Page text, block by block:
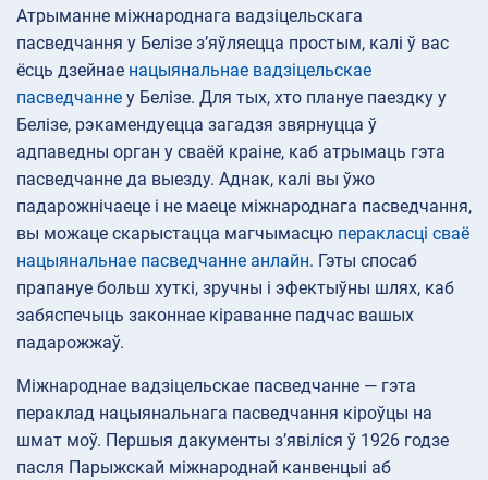
Атрыманне міжнароднага вадзіцельскага
пасведчання у Белізе з’яўляецца простым, калі ў вас
ёсць дзейнае нацыянальнае вадзіцельскае
пасведчанне у Белізе. Для тых, хто плануе паездку у
Белізе, рэкамендуецца загадзя звярнуцца ў
адпаведны орган у сваёй краіне, каб атрымаць гэта
пасведчанне да выезду. Аднак, калі вы ўжо
падарожнічаеце і не маеце міжнароднага пасведчання,
вы можаце скарыстацца магчымасцю перакласці сваё
нацыянальнае пасведчанне анлайн. Гэты спосаб
прапануе больш хуткі, зручны і эфектыўны шлях, каб
забяспечыць законнае кіраванне падчас вашых
падарожжаў.
Міжнароднае вадзіцельскае пасведчанне — гэта
пераклад нацыянальнага пасведчання кіроўцы на
шмат моў. Першыя дакументы з’явіліся ў 1926 годзе
пасля Парыжскай міжнароднай канвенцыі аб